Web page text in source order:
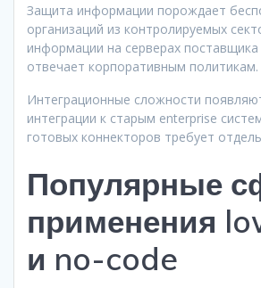
Защита информации порождает
организаций из контролируемых
информации на серверах поставщика
отвечает корпоративным политикам.
Интеграционные сложности
интеграции к старым enterprise
готовых коннекторов требует
Популярные
применения
и no-code